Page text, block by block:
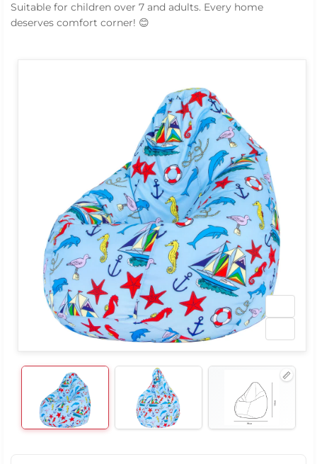
Suitable for children over 7 and adults. Every home
deserves comfort corner! 😊